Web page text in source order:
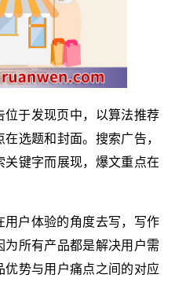
于发现页中，以算法推荐
选题和封面。搜索广告，
键字而展现，爆文重点在
用户体验的角度去写，写作
所有产品都是解决用户需
势与用户痛点之间的对应